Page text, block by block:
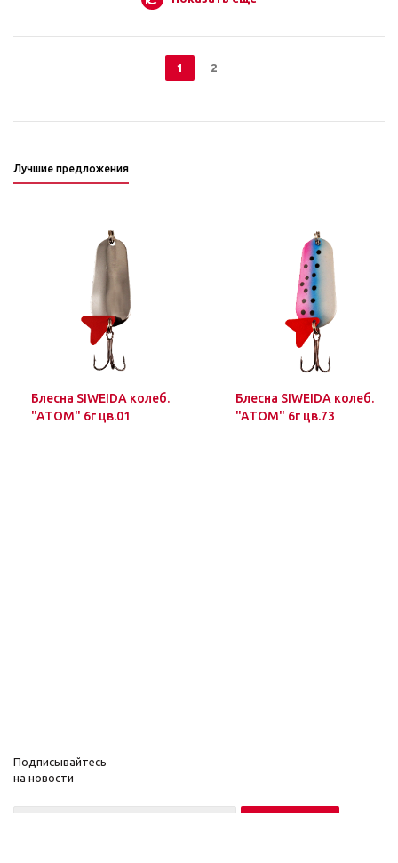
1 2
Лучшие предложения
Блесна SIWEIDA колеб.
"ATOM" 6г цв.01
Блесна SIWEIDA колеб.
"ATOM" 6г цв.73
Подписывайтесь
на новости